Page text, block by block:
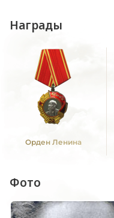
Награды
Орден Ленина
Фото